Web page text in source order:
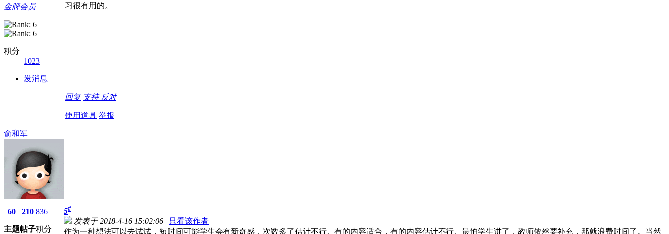
金牌会员
积分
1023
发消息
习很有用的。
回复 支持 反对
使用道具 举报
俞和军
60
主题
210
帖子
836
积分
5#
发表于 2018-4-16 15:02:06 | 只看该作者
作为一种想法可以去试试，短时间可能学生会有新奇感，次数多了估计不行。有的内容适合，有的内容估计不行。最怕学生讲了，教师依然要补充，那就浪费时间了。当然